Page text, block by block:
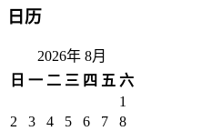
日历
2026年 8月
日 一 二 三 四 五 六
1
2
3 4 5 6 7
8